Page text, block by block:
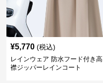
¥5,770 (税込)
レインウェア 防水フード付き高
襟ジッパーレインコート